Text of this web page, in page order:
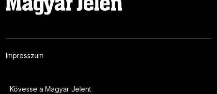
Impresszum
Kövesse a Magyar Jelent